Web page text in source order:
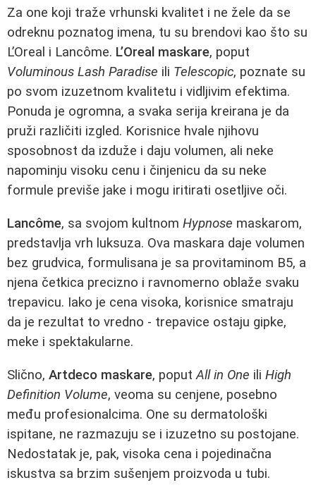
Za one koji traže vrhunski kvalitet i ne žele da se
odreknu poznatog imena, tu su brendovi kao što su
L’Oreal i Lancôme. L’Oreal maskare, poput
Voluminous Lash Paradise ili Telescopic, poznate su
po svom izuzetnom kvalitetu i vidljivim efektima.
Ponuda je ogromna, a svaka serija kreirana je da
pruži različiti izgled. Korisnice hvale njihovu
sposobnost da izduže i daju volumen, ali neke
napominju visoku cenu i činjenicu da su neke
formule previše jake i mogu iritirati osetljive oči.
Lancôme, sa svojom kultnom Hypnose maskarom,
predstavlja vrh luksuza. Ova maskara daje volumen
bez grudvica, formulisana je sa provitaminom B5, a
njena četkica precizno i ravnomerno oblaže svaku
trepavicu. Iako je cena visoka, korisnice smatraju
da je rezultat to vredno - trepavice ostaju gipke,
meke i spektakularne.
Slično, Artdeco maskare, poputAll in One ili High
Definition Volume, veoma su cenjene, posebno
među profesionalcima. One su dermatološki
ispitane, ne razmazuju se i izuzetno su postojane.
Nedostatak je, pak, visoka cena i pojedinačna
iskustva sa brzim sušenjem proizvoda u tubi.